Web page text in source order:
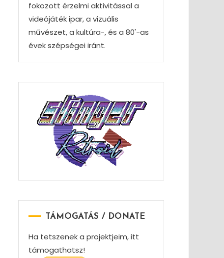
fokozott érzelmi aktivitással a
videójáték ipar, a vizuális
művészet, a kultúra-, és a 80'-as
évek szépségei iránt.
TÁMOGATÁS / DONATE
Ha tetszenek a projektjeim, itt
támogathatsz!